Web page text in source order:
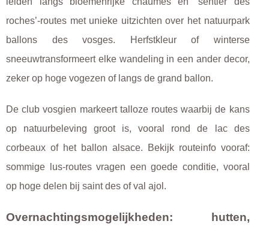
roches’-routes met unieke uitzichten over het natuurpark
ballons des vosges. Herfstkleur of winterse
sneeuwtransformeert elke wandeling in een ander decor,
zeker op hoge vogezen of langs de grand ballon.
De club vosgien markeert talloze routes waarbij de kans
op natuurbeleving groot is, vooral rond de lac des
corbeaux of het ballon alsace. Bekijk routeinfo vooraf:
sommige lus-routes vragen een goede conditie, vooral
op hoge delen bij saint des of val ajol.
Overnachtingsmogelijkheden: hutten,